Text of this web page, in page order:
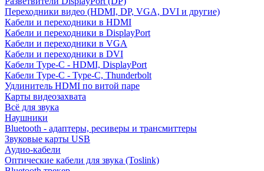
Переходники видео (HDMI, DP, VGA, DVI и другие)
Кабели и переходники в HDMI
Кабели и переходники в DisplayPort
Кабели и переходники в VGA
Кабели и переходники в DVI
Кабели Type-C - HDMI, DisplayPort
Кабели Type-C - Type-C, Thunderbolt
Удлинитель HDMI по витой паре
Карты видеозахвата
Всё для звука
Наушники
Bluetooth - адаптеры, ресиверы и трансмиттеры
Звуковые карты USB
Аудио-кабели
Оптические кабели для звука (Toslink)